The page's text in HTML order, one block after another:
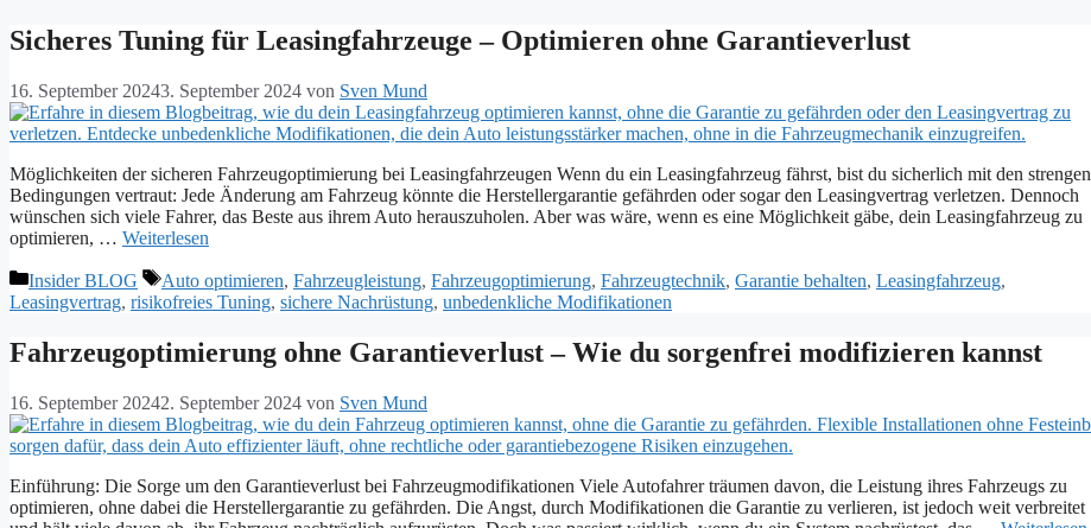
Sicheres Tuning für Leasingfahrzeuge – Optimieren ohne Garantieverlust
16. September 20243. September 2024 von Sven Mund
Möglichkeiten der sicheren Fahrzeugoptimierung bei Leasingfahrzeugen Wenn du ein Leasingfahrzeug fährst, bist du sicherlich mit den strengen
Bedingungen vertraut: Jede Änderung am Fahrzeug könnte die Herstellergarantie gefährden oder sogar den Leasingvertrag verletzen. Dennoch
wünschen sich viele Fahrer, das Beste aus ihrem Auto herauszuholen. Aber was wäre, wenn es eine Möglichkeit gäbe, dein Leasingfahrzeug zu
optimieren, … Weiterlesen
Kategorien
Insider BLOG Schlagwörter
Auto optimieren, Fahrzeugleistung, Fahrzeugoptimierung, Fahrzeugtechnik, Garantie behalten, Leasingfahrzeug,
Leasingvertrag, risikofreies Tuning, sichere Nachrüstung, unbedenkliche Modifikationen
Fahrzeugoptimierung ohne Garantieverlust – Wie du sorgenfrei modifizieren kannst
16. September 20242. September 2024 von Sven Mund
Einführung: Die Sorge um den Garantieverlust bei Fahrzeugmodifikationen Viele Autofahrer träumen davon, die Leistung ihres Fahrzeugs zu
optimieren, ohne dabei die Herstellergarantie zu gefährden. Die Angst, durch Modifikationen die Garantie zu verlieren, ist jedoch weit verbreitet